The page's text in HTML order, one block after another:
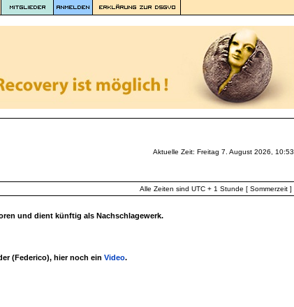
Aktuelle Zeit: Freitag 7. August 2026, 10:53
Alle Zeiten sind UTC + 1 Stunde [ Sommerzeit ]
und dient künftig als Nachschlagewerk.
(Federico), hier noch ein Video.